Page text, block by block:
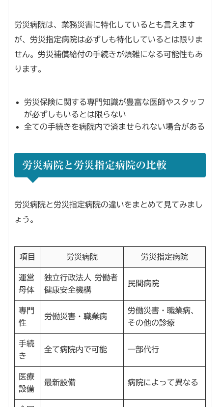
労災病院は、業務災害に特化しているとも言えます
が、労災指定病院は必ずしも特化しているとは限りま
せん。労災補償給付の手続きが煩雑になる可能性もあ
ります。
労災保険に関する専門知識が豊富な医師やスタッフ
が必ずしもいるとは限らない
全ての手続きを病院内で済ませられない場合がある
労災病院と労災指定病院の比較
労災病院と労災指定病院の違いをまとめて見てみまし
ょう。
項目 労災病院 労災指定病院
運営
母体
独立行政法人 労働者
健康安全機構
民間病院
専門
性
労働災害・職業病
労働災害・職業病、
その他の診療
手続
き
全て病院内で可能 一部代行
医療
設備
最新設備 病院によって異なる